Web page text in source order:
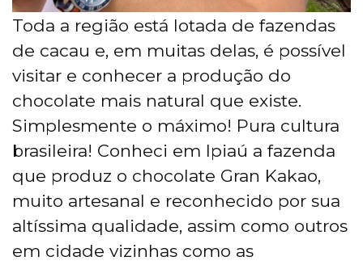
Toda a região está lotada de fazendas
de cacau e, em muitas delas, é possível
visitar e conhecer a produção do
chocolate mais natural que existe.
Simplesmente o máximo! Pura cultura
brasileira! Conheci em Ipiaú a fazenda
que produz o chocolate Gran Kakao,
muito artesanal e reconhecido por sua
altíssima qualidade, assim como outros
em cidade vizinhas como as